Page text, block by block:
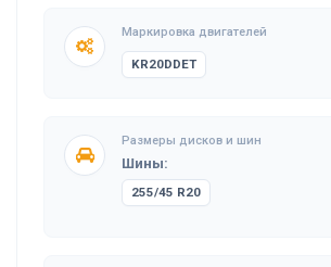
Маркировка двигателей
KR20DDET
Размеры дисков и шин
Шины:
255/45 R20